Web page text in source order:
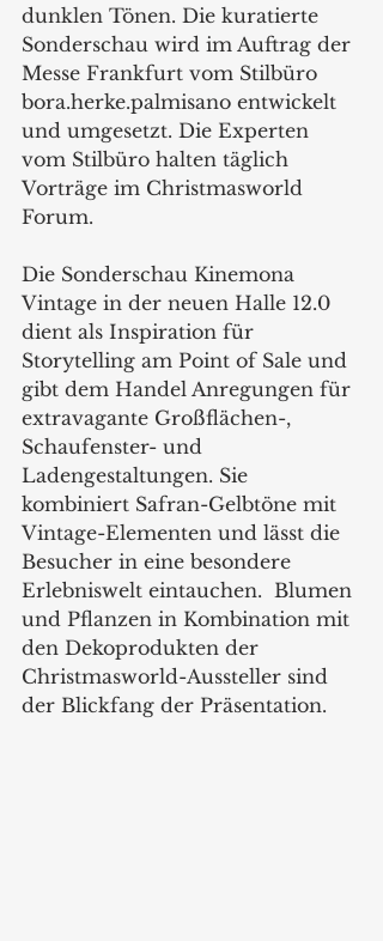
dunklen Tönen. Die kuratierte
Sonderschau wird im Auftrag der
Messe Frankfurt vom Stilbüro
bora.herke.palmisano entwickelt
und umgesetzt. Die Experten
vom Stilbüro halten täglich
Vorträge im Christmasworld
Forum.
Die Sonderschau Kinemona
Vintage in der neuen Halle 12.0
dient als Inspiration für
Storytelling am Point of Sale und
gibt dem Handel Anregungen für
extravagante Großflächen-,
Schaufenster- und
Ladengestaltungen. Sie
kombiniert Safran-Gelbtöne mit
Vintage-Elementen und lässt die
Besucher in eine besondere
Erlebniswelt eintauchen.  Blumen
und Pflanzen in Kombination mit
den Dekoprodukten der
Christmasworld-Aussteller sind
der Blickfang der Präsentation.